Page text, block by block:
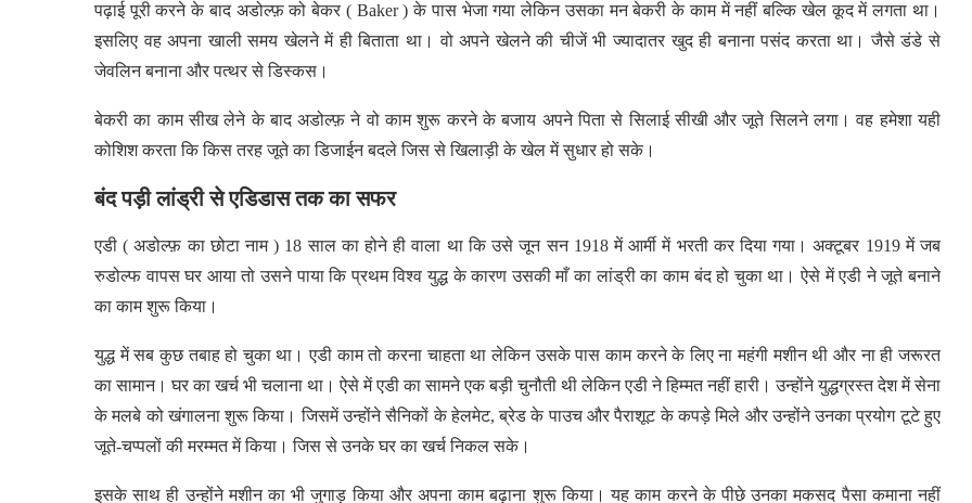
पढ़ाई पूरी करने के बाद अडोल्फ़ को बेकर ( Baker ) के पास भेजा गया लेकिन उसका मन बेकरी के काम में नहीं बल्कि खेल कूद में लगता था।
इसलिए वह अपना खाली समय खेलने में ही बिताता था। वो अपने खेलने की चीजें भी ज्यादातर खुद ही बनाना पसंद करता था। जैसे डंडे से
जेवलिन बनाना और पत्थर से डिस्कस।
बेकरी का काम सीख लेने के बाद अडोल्फ़ ने वो काम शुरू करने के बजाय अपने पिता से सिलाई सीखी और जूते सिलने लगा। वह हमेशा यही
कोशिश करता कि किस तरह जूते का डिजाईन बदले जिस से खिलाड़ी के खेल में सुधार हो सके।
बंद पड़ी लांड्री से एडिडास तक का सफर
एडी ( अडोल्फ़ का छोटा नाम ) 18 साल का होने ही वाला था कि उसे जून सन 1918 में आर्मी में भरती कर दिया गया। अक्टूबर 1919 में जब
रुडोल्फ वापस घर आया तो उसने पाया कि प्रथम विश्व युद्ध के कारण उसकी माँ का लांड्री का काम बंद हो चुका था। ऐसे में एडी ने जूते बनाने
का काम शुरू किया।
युद्ध में सब कुछ तबाह हो चुका था। एडी काम तो करना चाहता था लेकिन उसके पास काम करने के लिए ना महंगी मशीन थी और ना ही जरूरत
का सामान। घर का खर्च भी चलाना था। ऐसे में एडी का सामने एक बड़ी चुनौती थी लेकिन एडी ने हिम्मत नहीं हारी। उन्होंने युद्धग्रस्त देश में सेना
के मलबे को खंगालना शुरू किया। जिसमें उन्होंने सैनिकों के हेलमेट, ब्रेड के पाउच और पैराशूट के कपड़े मिले और उन्होंने उनका प्रयोग टूटे हुए
जूते-चप्पलों की मरम्मत में किया। जिस से उनके घर का खर्च निकल सके।
इसके साथ ही उन्होंने मशीन का भी जुगाड़ किया और अपना काम बढ़ाना शुरू किया। यह काम करने के पीछे उनका मकसद पैसा कमाना नहीं